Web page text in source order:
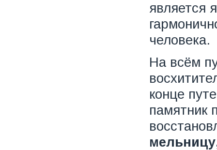
является
человека.
На всём
конце
памятник